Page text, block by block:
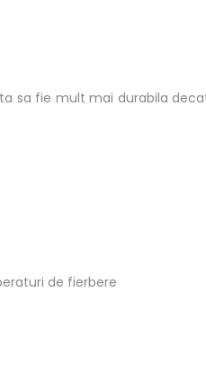
sa fie mult mai durabila
de fierbere